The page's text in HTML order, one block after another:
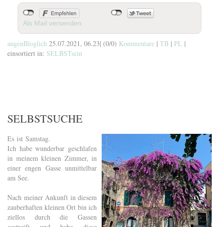
Als Mail versenden
augenBloglich 25.07.2021, 06.23| (0/0) Kommentare | TB | PL |
einsortiert in: SELBSTsein
SELBSTSUCHE
Es ist Samstag.
Ich habe wunderbar geschlafen
in meinem kleinen Zimmer, in
einer engen Gasse unmittelbar
am See.
Nach meiner Ankunft in diesem
zauberhaften kleinen Ort bin ich
ziellos durch die Gassen